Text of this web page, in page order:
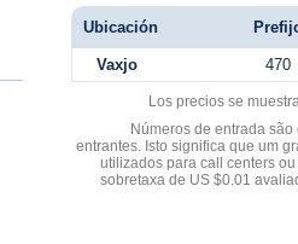
Ubicación
Vaxjo 470
Los precios se
Números de entrada
entrantes. Isto significa que um
utilizados para call centers
sobretaxa de US $0.01